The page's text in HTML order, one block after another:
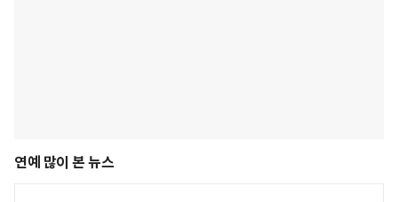
연예 많이 본 뉴스